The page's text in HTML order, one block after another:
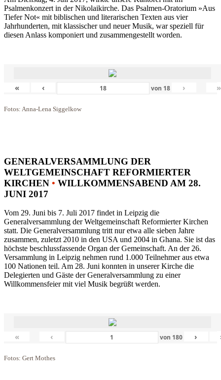
Psalmenkonzert in der Nikolaikirche. Das Psalmen-Oratorium »Aus
Tiefer Not« mit biblischen und literarischen Texten aus vier
Jahrhunderten, mit klassischer und neuer Musik, war speziell für
diesen Anlass komponiert und zusammengestellt worden.
« ‹ von 18 › »
Fotos: Anna-Lena Siggelkow
GENERALVERSAMMLUNG DER
WELTGEMEINSCHAFT REFORMIERTER
KIRCHEN • WILLKOMMENSABEND AM 28.
JUNI 2017
Vom 29. Juni bis 7. Juli 2017 findet in Leipzig die
Generalversammlung der Weltgemeinschaft Reformierter Kirchen
statt. Die Generalversammlung tritt nur etwa alle sieben Jahre
zusammen, zuletzt 2010 in den USA und 2004 in Ghana. Sie ist das
höchste beschlussfassende Organ der Gemeinschaft. An der 26.
Versammlung in Leipzig nehmen rund 1.000 Teilnehmer aus etwa
100 Nationen teil. Am 28. Juni konnten in unserer Kirche die
Delegierten und Gäste der Generalversammlung zu einer
Willkommensfeier mit viel Musik begrüßt werden.
« ‹ von 180 ›
Fotos: Gert Mothes